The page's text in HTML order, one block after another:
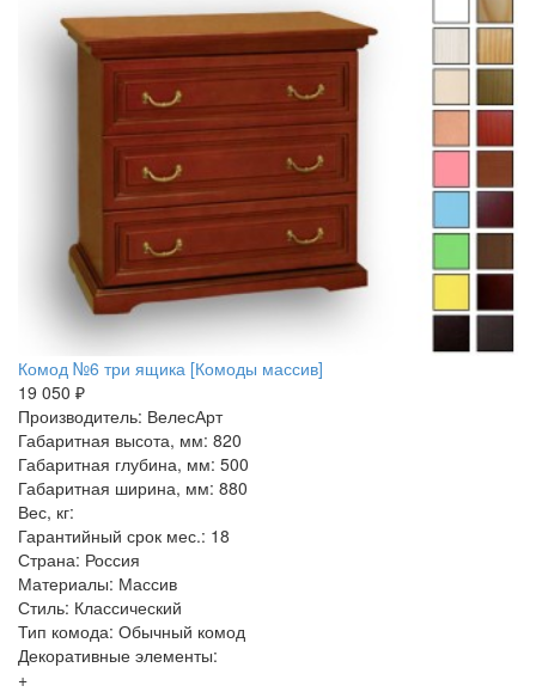
Комод №6 три ящика [Комоды массив]
19 050 ₽
Производитель: ВелесАрт
Габаритная высота, мм: 820
Габаритная глубина, мм: 500
Габаритная ширина, мм: 880
Вес, кг:
Гарантийный срок мес.: 18
Страна: Россия
Материалы: Массив
Стиль: Классический
Тип комода: Обычный комод
Декоративные элементы:
+